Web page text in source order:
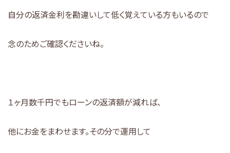
自分の返済金利を勘違いして低く覚えている方もいるので
念のためご確認くださいね。
１ヶ月数千円でもローンの返済額が減れば、
他にお金をまわせます。その分で運用して